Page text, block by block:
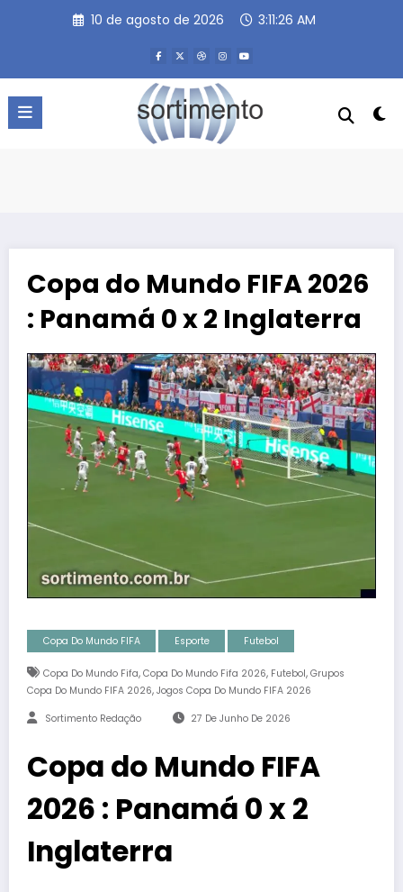
10 de agosto de 2026 3:11:27 AM
Copa do Mundo FIFA 2026
: Panamá 0 x 2 Inglaterra
Copa Do Mundo FIFA Esporte Futebol
Copa Do Mundo Fifa, Copa Do Mundo Fifa 2026, Futebol, Grupos
Copa Do Mundo FIFA 2026, Jogos Copa Do Mundo FIFA 2026
Sortimento Redação 27 De Junho De 2026
Copa do Mundo FIFA
2026 : Panamá 0 x 2
Inglaterra